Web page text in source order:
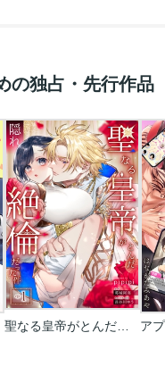
の独占・先行作品